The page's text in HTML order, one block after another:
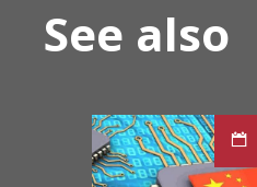
See also